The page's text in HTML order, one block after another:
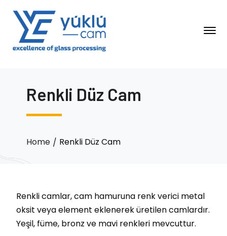
Renkli Düz Cam
Home Renkli Düz Cam
Renkli camlar, cam hamuruna renk verici metal
oksit veya element eklenerek üretilen camlardır.
Yeşil, füme, bronz ve mavi renkleri mevcuttur.